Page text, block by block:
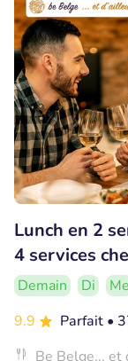
Lunch en 2
4 services
Demain Di
Me
9.9
Parfait •
Be Belge... et